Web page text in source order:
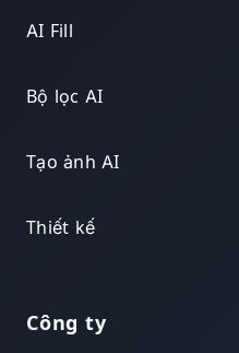
AI Fill
Bộ lọc AI
Tạo ảnh AI
Thiết kế
Công ty